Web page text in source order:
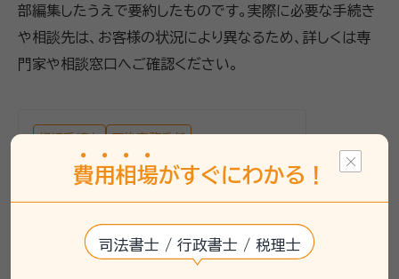
部編集したうえで要約したものです。実際に必要な手続き
や相談先は、お客様の状況により異なるため、詳しくは専
門家や相談窓口へご確認ください。
一人暮らしの死後手続きに不安
82歳で山梨県にお住まいの相談者は、頼る
費用 相場がすぐにわかる！
司法書士 / 行政書士 / 税理士